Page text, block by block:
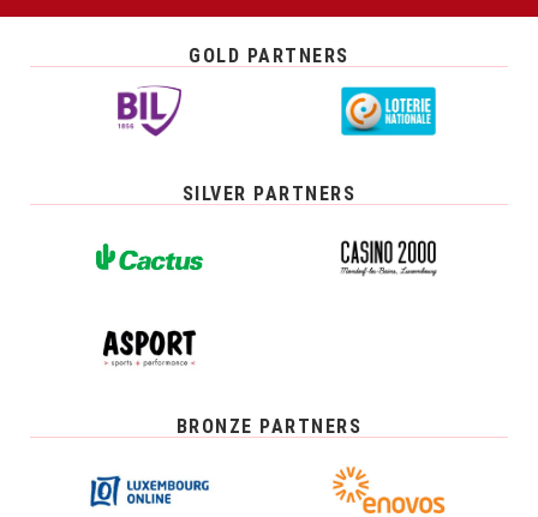
GOLD PARTNERS
SILVER PARTNERS
BRONZE PARTNERS